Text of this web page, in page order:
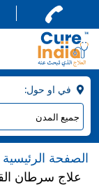
الصفحة الرئيسية
علاج سرطان